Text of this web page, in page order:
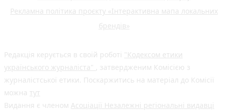
Рекламна політика проєкту «Інтерактивна мапа локальних
брендів»
Редакція керується в своїй роботі "Кодексом етики
українського журналіста" , затвердженим Комісією з
журналістської етики. Поскаржитись на матеріал до Комісії
можна тут
Видання є членом Асоціації Незалежні регіональні видавці